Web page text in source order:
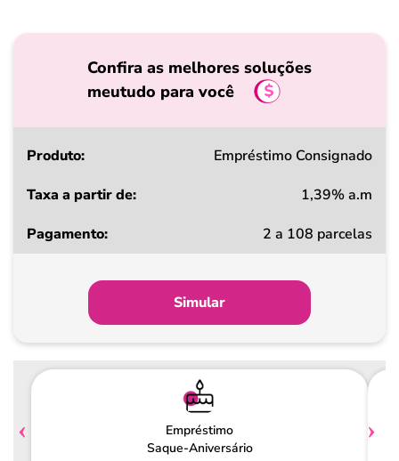
Confira as melhores soluções
meutudo para você
Produto
a
Pagamento
Empréstimo Consignado
1,39% a.m
2 a 108 parcelas
Simular
Empréstimo
Saque-Aniversário